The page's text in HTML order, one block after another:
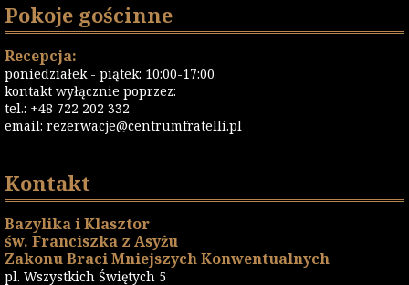
Pokoje gościnne
Recepcja:
poniedziałek - piątek: 10:00-17:00
kontakt wyłącznie poprzez:
tel.: +48 722 202 332
email: rezerwacje@centrumfratelli.pl
Kontakt
Bazylika i Klasztor
św. Franciszka z Asyżu
Zakonu Braci Mniejszych Konwentualnych
pl. Wszystkich Świętych 5